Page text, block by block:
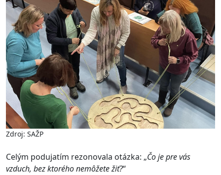
Zdroj: SAŽP
Celým podujatím rezonovala otázka: „Čo je pre vás
vzduch, bez ktorého nemôžete žiť?“